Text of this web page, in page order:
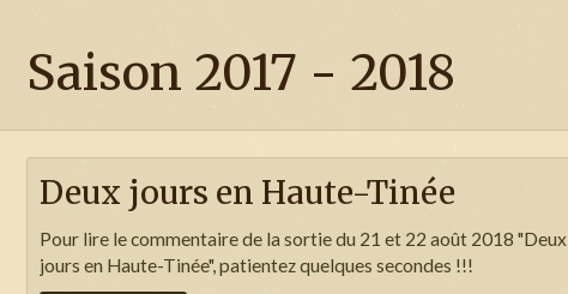
Saison 2017 - 2018
Deux jours en Haute-Tinée
Pour lire le commentaire de la sortie du 21 et 22 août 2018 "Deux
jours en Haute-Tinée", patientez quelques secondes !!!